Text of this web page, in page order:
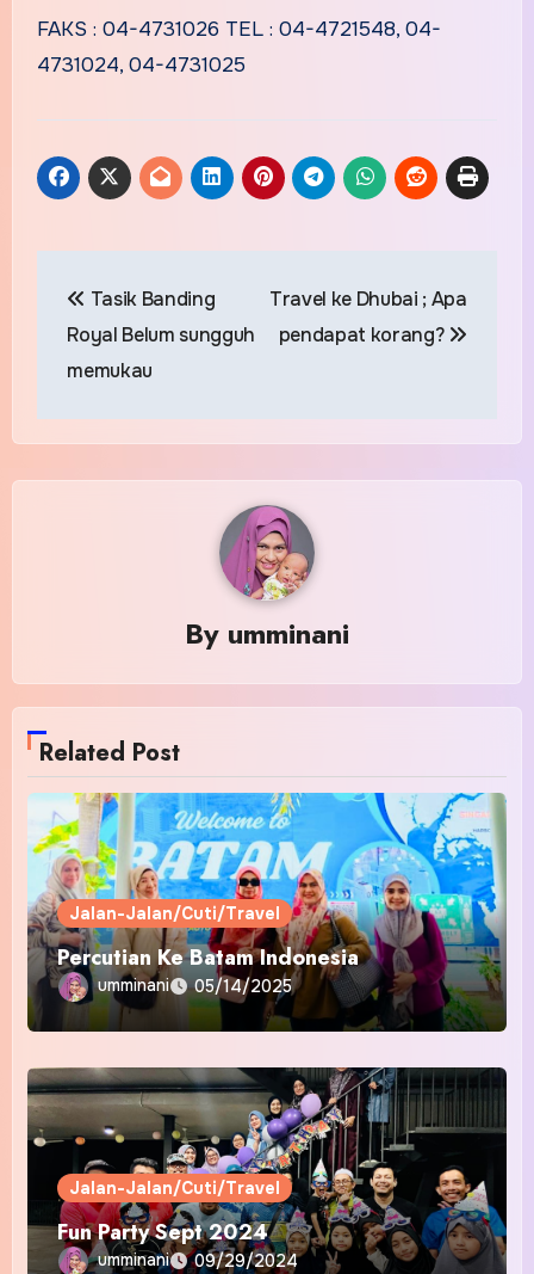
FAKS : 04-4731026 TEL : 04-4721548, 04-
4731024, 04-4731025
navigation
Tasik Banding
Royal Belum sungguh
memukau
Travel ke Dhubai ; Apa
pendapat korang?
By umminani
Related Post
Jalan-Jalan/Cuti/Travel
Percutian Ke Batam Indonesia
umminani 05/14/2025
Jalan-Jalan/Cuti/Travel
Fun Party Sept 2024
umminani 09/29/2024